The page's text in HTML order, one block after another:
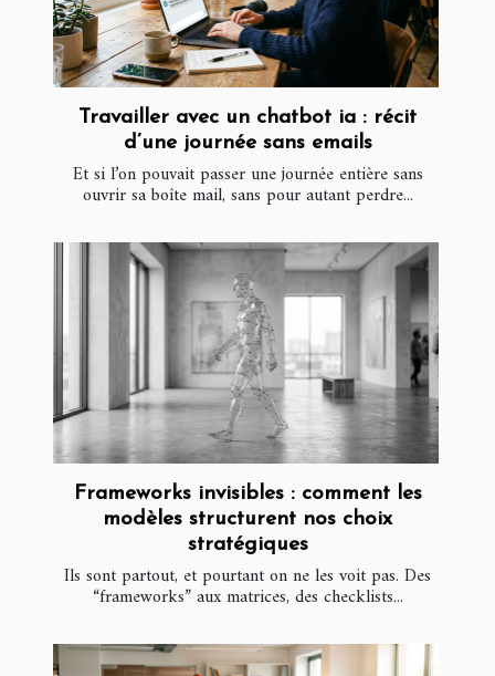
Travailler avec un chatbot ia : récit
d’une journée sans emails
Et si l’on pouvait passer une journée entière sans
ouvrir sa boîte mail, sans pour autant perdre...
Frameworks invisibles : comment les
modèles structurent nos choix
stratégiques
Ils sont partout, et pourtant on ne les voit pas. Des
“frameworks” aux matrices, des checklists...